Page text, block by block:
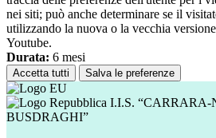
nei siti; può anche determinare se il
utilizzando la nuova o la vecchia
Youtube.
Durata: 6 mesi
Accetta tutti Salva le preferenze
I.I.S.
BUSDRAGHI”